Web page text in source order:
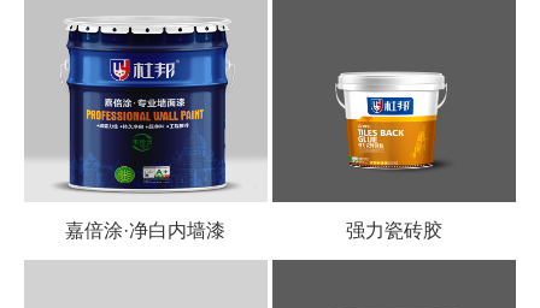
嘉倍涂·净白内墙漆 强力瓷砖胶